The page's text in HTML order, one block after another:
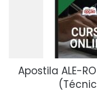
Apostila ALE-